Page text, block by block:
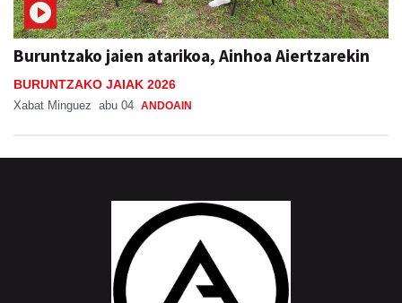
Buruntzako jaien atarikoa, Ainhoa Aiertzarekin
BURUNTZAKO JAIAK 2026
Xabat Minguez abu 04 ANDOAIN